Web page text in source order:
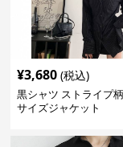
¥3,680 (税込)
黒シャツ ストライプ
サイズジャケット